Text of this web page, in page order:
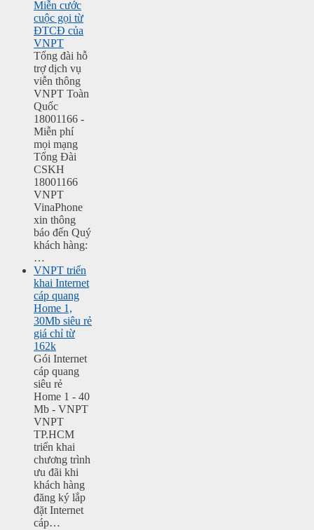
Miễn cước
cuộc gọi từ
ĐTCĐ của
VNPT
Tổng đài hỗ
trợ dịch vụ
viễn thông
VNPT Toàn
Quốc
18001166 -
Miễn phí
mọi mạng
Tổng Đài
CSKH
18001166
VNPT
VinaPhone
xin thông
báo đến Quý
khách hàng:
…
VNPT triển
khai Internet
cáp quang
Home 1,
30Mb siêu rẻ
giá chỉ từ
162k
Gói Internet
cáp quang
siêu rẻ
Home 1 - 40
Mb - VNPT
VNPT
TP.HCM
triển khai
chương trình
ưu đãi khi
khách hàng
đăng ký lắp
đặt Internet
cáp…